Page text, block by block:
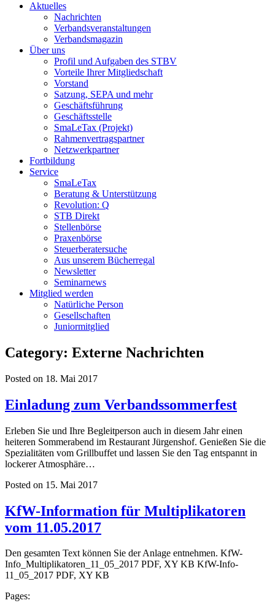
Aktuelles
Nachrichten
Verbandsveranstaltungen
Verbandsmagazin
Über uns
Profil und Aufgaben des STBV
Vorteile Ihrer Mitgliedschaft
Vorstand
Satzung, SEPA und mehr
Geschäftsführung
Geschäftsstelle
SmaLeTax (Projekt)
Rahmenvertragspartner
Netzwerkpartner
Fortbildung
Service
SmaLeTax
Beratung & Unterstützung
Revolution: Q
STB Direkt
Stellenbörse
Praxenbörse
Steuerberatersuche
Aus unserem Bücherregal
Newsletter
Seminarnews
Mitglied werden
Natürliche Person
Gesellschaften
Juniormitglied
Category: Externe Nachrichten
Posted on 18. Mai 2017
Einladung zum Verbandssommerfest
Erleben Sie und Ihre Begleitperson auch in diesem Jahr einen
heiteren Sommerabend im Restaurant Jürgenshof. Genießen Sie die
Spezialitäten vom Grillbuffet und lassen Sie den Tag entspannt in
lockerer Atmosphäre…
Posted on 15. Mai 2017
KfW-Information für Multiplikatoren
vom 11.05.2017
Den gesamten Text können Sie der Anlage entnehmen. KfW-
Info_Multiplikatoren_11_05_2017 PDF, XY KB KfW-Info-
11_05_2017 PDF, XY KB
Pages: